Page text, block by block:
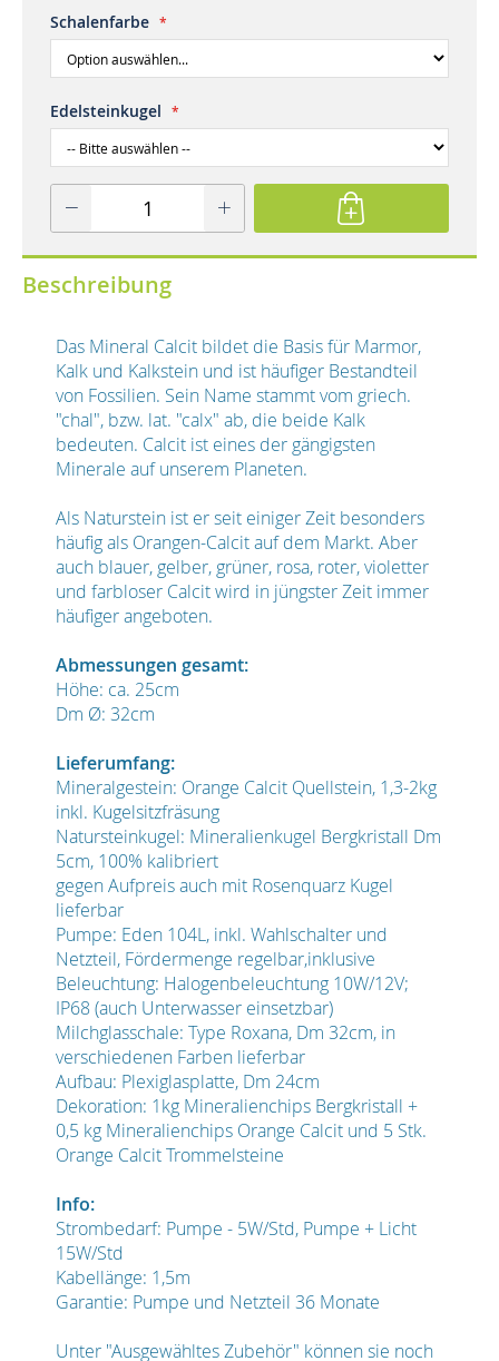
Schalenfarbe
Edelsteinkugel
Beschreibung
Das Mineral Calcit bildet die Basis für Marmor,
Kalk und Kalkstein und ist häufiger Bestandteil
von Fossilien. Sein Name stammt vom griech.
"chal", bzw. lat. "calx" ab, die beide Kalk
bedeuten. Calcit ist eines der gängigsten
Minerale auf unserem Planeten.
Als Naturstein ist er seit einiger Zeit besonders
häufig als Orangen-Calcit auf dem Markt. Aber
auch blauer, gelber, grüner, rosa, roter, violetter
und farbloser Calcit wird in jüngster Zeit immer
häufiger angeboten.
Abmessungen gesamt:
Höhe: ca. 25cm
Dm Ø: 32cm
Lieferumfang:
Mineralgestein: Orange Calcit Quellstein, 1,3-2kg
inkl. Kugelsitzfräsung
Natursteinkugel: Mineralienkugel Bergkristall Dm
5cm, 100% kalibriert
gegen Aufpreis auch mit Rosenquarz Kugel
lieferbar
Pumpe: Eden 104L, inkl. Wahlschalter und
Netzteil, Fördermenge regelbar,inklusive
Beleuchtung: Halogenbeleuchtung 10W/12V;
IP68 (auch Unterwasser einsetzbar)
Milchglasschale: Type Roxana, Dm 32cm, in
verschiedenen Farben lieferbar
Aufbau: Plexiglasplatte, Dm 24cm
Dekoration: 1kg Mineralienchips Bergkristall +
0,5 kg Mineralienchips Orange Calcit und 5 Stk.
Orange Calcit Trommelsteine
Info:
Strombedarf: Pumpe - 5W/Std, Pumpe + Licht
15W/Std
Kabellänge: 1,5m
Garantie: Pumpe und Netzteil 36 Monate
Unter "Ausgewähltes Zubehör" können sie noch